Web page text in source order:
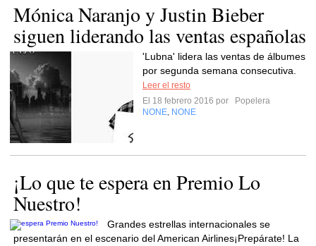
Mónica Naranjo y Justin Bieber
siguen liderando las ventas españolas
'Lubna' lidera las ventas de álbumes
por segunda semana consecutiva.
Leer el resto
El 18 febrero 2016 por
Popelera
NONE NONE
¡Lo que te espera en Premio Lo
Nuestro!
Grandes estrellas internacionales se
presentarán en el escenario del American Airlines¡Prepárate! La